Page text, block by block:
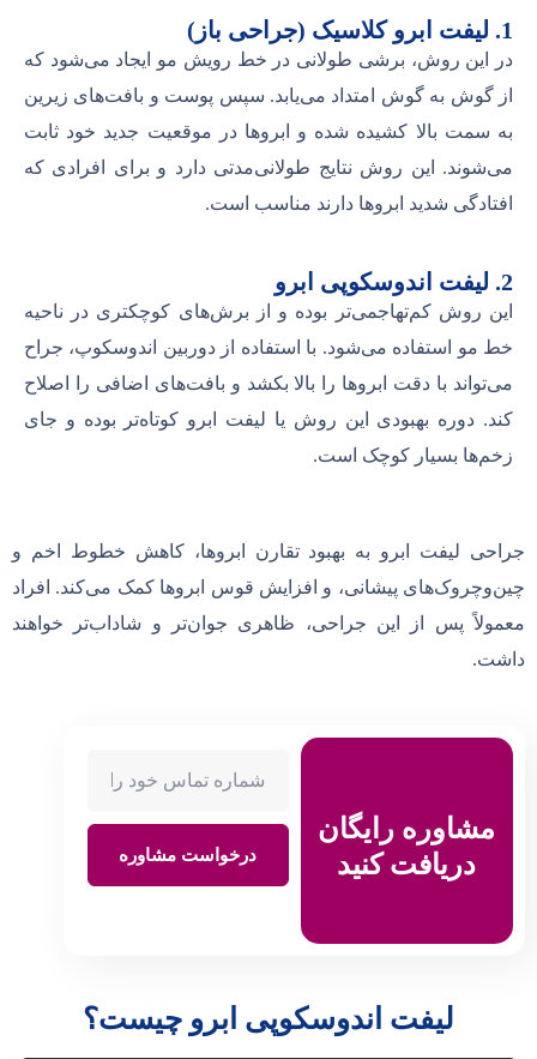
1. لیفت ابرو کلاسیک (جراحی باز)
در این روش، برشی طولانی در خط رویش مو ایجاد می‌شود که
از گوش به گوش امتداد می‌یابد. سپس پوست و بافت‌های زیرین
به سمت بالا کشیده شده و ابروها در موقعیت جدید خود ثابت
می‌شوند. این روش نتایج طولانی‌مدتی دارد و برای افرادی که
افتادگی شدید ابروها دارند مناسب است.
2. لیفت اندوسکوپی ابرو
این روش کم‌تهاجمی‌تر بوده و از برش‌های کوچکتری در ناحیه
خط مو استفاده می‌شود. با استفاده از دوربین اندوسکوپ، جراح
می‌تواند با دقت ابروها را بالا بکشد و بافت‌های اضافی را اصلاح
کند. دوره بهبودی این روش یا لیفت ابرو کوتاه‌تر بوده و جای
زخم‌ها بسیار کوچک است.
جراحی لیفت ابرو به بهبود تقارن ابروها، کاهش خطوط اخم و
چین‌و‌چروک‌های پیشانی، و افزایش قوس ابروها کمک می‌کند. افراد
معمولاً پس از این جراحی، ظاهری جوان‌تر و شاداب‌تر خواهند
داشت.
مشاوره رایگان
دریافت کنید
درخواست مشاوره
لیفت اندوسکوپی ابرو چیست؟